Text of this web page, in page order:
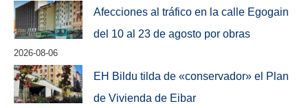
Afecciones al tráfico en la calle Egogain
del 10 al 23 de agosto por obras
2026-08-06
EH Bildu tilda de «conservador» el Plan
de Vivienda de Eibar